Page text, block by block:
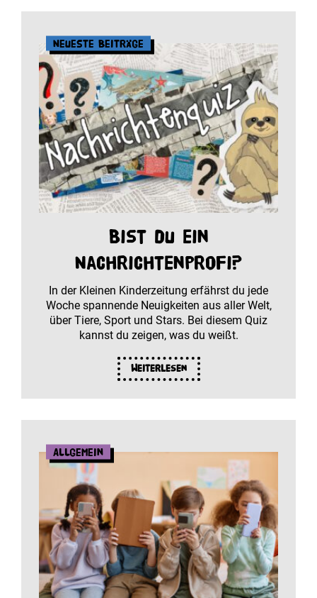
Neueste Beiträge
Bist du ein
Nachrichtenprofi?
In der Kleinen Kinderzeitung erfährst du jede
Woche spannende Neuigkeiten aus aller Welt,
über Tiere, Sport und Stars. Bei diesem Quiz
kannst du zeigen, was du weißt.
Weiterlesen
Allgemein